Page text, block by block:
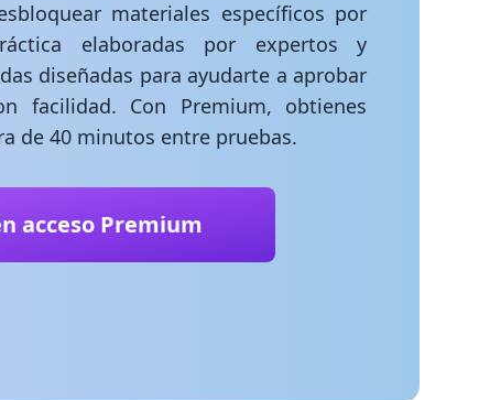
materiales específicos por
elaboradas por expertos y
diseñadas para ayudarte a aprobar
facilidad. Con Premium, obtienes
de 40 minutos entre pruebas.
acceso Premium